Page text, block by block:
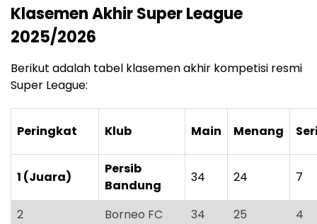
Klasemen Akhir Super League
2025/2026
Berikut adalah tabel klasemen akhir kompetisi resmi
Super League:
Peringkat Klub Main Menang
1 (Juara)
Persib
Bandung
34 24 7
2 Borneo FC 34 25 4